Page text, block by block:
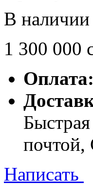
В наличии
1 300 000
Оплата:
почтой,
Написать